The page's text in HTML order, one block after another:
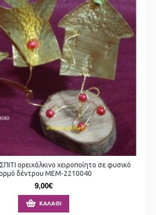
ορειχάλκινο χειροποίητο σε φυσικό
δέντρου ΜΕΜ-2210040
9,00€
ΚΑΛΆΘΙ